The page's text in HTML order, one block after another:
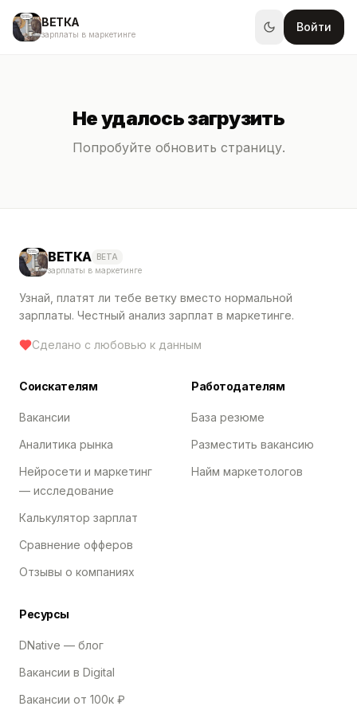
ВЕТКА
зарплаты в маркетинге
Войти
Не удалось загрузить
Попробуйте обновить страницу.
ВЕТКА BETA
зарплаты в маркетинге
Узнай, платят ли тебе ветку вместо нормальной
зарплаты. Честный анализ зарплат в маркетинге.
Сделано с любовью к данным
Соискателям
Вакансии
Аналитика рынка
Нейросети и маркетинг
— исследование
Калькулятор зарплат
Сравнение офферов
Отзывы о компаниях
Работодателям
База резюме
Разместить вакансию
Найм маркетологов
Ресурсы
DNative — блог
Вакансии в Digital
Вакансии от 100к ₽